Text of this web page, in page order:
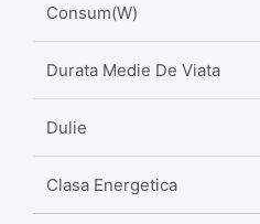
Consum(W)
Durata Medie De Viata
Dulie
Clasa Energetica